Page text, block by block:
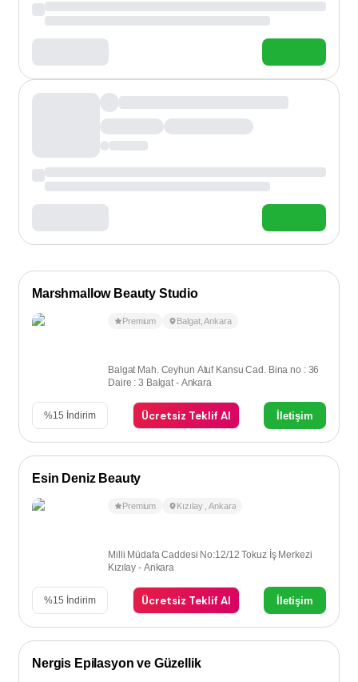
Marshmallow Beauty Studio
Premium Balgat,Ankara
Balgat Mah. Ceyhun Atuf Kansu Cad. Bina no : 36
Daire : 3 Balgat - Ankara
%15 İndirim Ücretsiz Teklif Al İletişim
Esin Deniz Beauty
Premium Kızılay ,Ankara
Milli Müdafa Caddesi No:12/12 Tokuz İş Merkezi
Kızılay - Ankara
%15 İndirim Ücretsiz Teklif Al İletişim
Nergis Epilasyon ve Güzellik